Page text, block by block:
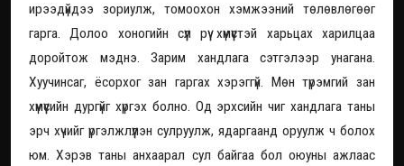
ирээдүйдээ зориулж, томоохон хэмжээний төлөвлөгөөг
гарга. Долоо хоногийн сүүл рүү хүмүүстэй харьцах харилцаа
доройтож мэднэ. Зарим хандлага сэтгэлээр унагана.
Хуучинсаг, ёсорхог зан гаргах хэрэггүй. Мөн түрэмгий зан
хүмүүсийн дургүйг хүргэх болно. Од эрхсийн чиг хандлага таны
эрч хүчийг үргэлжлүүлэн сулруулж, ядаргаанд оруулж ч болох
юм. Хэрэв таны анхаарал сул байгаа бол оюуны ажлаас